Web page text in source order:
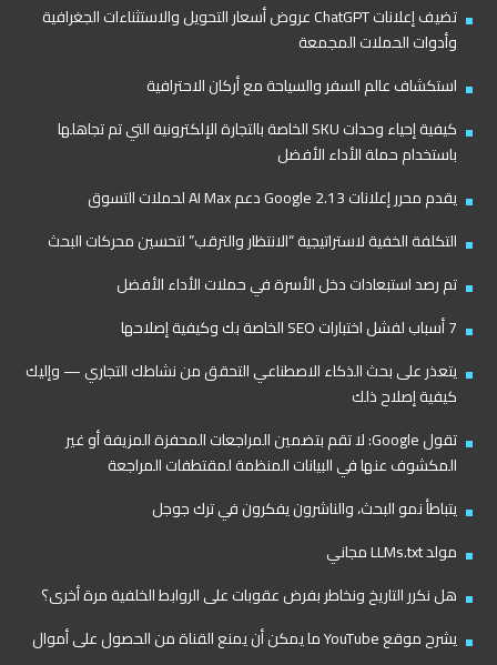
تضيف إعلانات ChatGPT عروض أسعار التحويل والاستثناءات الجغرافية
وأدوات الحملات المجمعة
استكشاف عالم السفر والسياحة مع أركان الاحترافية
كيفية إحياء وحدات SKU الخاصة بالتجارة الإلكترونية التي تم تجاهلها
باستخدام حملة الأداء الأفضل
يقدم محرر إعلانات Google 2.13 دعم AI Max لحملات التسوق
التكلفة الخفية لاستراتيجية “الانتظار والترقب” لتحسين محركات البحث
تم رصد استبعادات دخل الأسرة في حملات الأداء الأفضل
7 أسباب لفشل اختبارات SEO الخاصة بك وكيفية إصلاحها
يتعذر على بحث الذكاء الاصطناعي التحقق من نشاطك التجاري — وإليك
كيفية إصلاح ذلك
تقول Google: لا تقم بتضمين المراجعات المحفزة المزيفة أو غير
المكشوف عنها في البيانات المنظمة لمقتطفات المراجعة
يتباطأ نمو البحث، والناشرون يفكرون في ترك جوجل
مولد LLMs.txt مجاني
هل نكرر التاريخ ونخاطر بفرض عقوبات على الروابط الخلفية مرة أخرى؟
يشرح موقع YouTube ما يمكن أن يمنع القناة من الحصول على أموال